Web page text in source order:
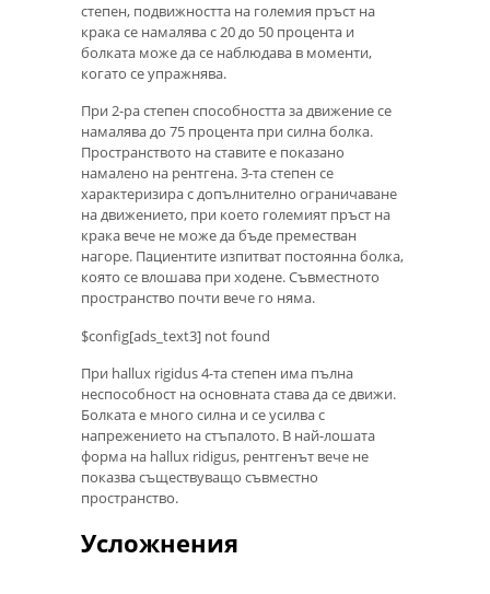
степен, подвижността на големия пръст на
крака се намалява с 20 до 50 процента и
болката може да се наблюдава в моменти,
когато се упражнява.
При 2-ра степен способността за движение се
намалява до 75 процента при силна болка.
Пространството на ставите е показано
намалено на рентгена. 3-та степен се
характеризира с допълнително ограничаване
на движението, при което големият пръст на
крака вече не може да бъде преместван
нагоре. Пациентите изпитват постоянна болка,
която се влошава при ходене. Съвместното
пространство почти вече го няма.
$config[ads_text3] not found
При hallux rigidus 4-та степен има пълна
неспособност на основната става да се движи.
Болката е много силна и се усилва с
напрежението на стъпалото. В най-лошата
форма на hallux ridigus, рентгенът вече не
показва съществуващо съвместно
пространство.
Усложнения